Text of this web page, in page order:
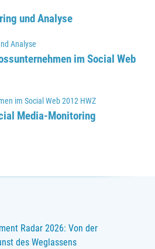
und Analyse
im Social Web
Media-Monitoring
Radar 2026: Von der
des Weglassens